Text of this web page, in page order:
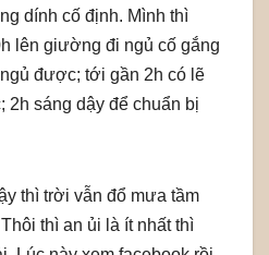
dính cố định. Mình thì
lên giường đi ngủ cố gắng
được; tới gần 2h có lẽ
sáng dậy để chuẩn bị
thì trời vẫn đổ mưa tầm
thì an ủi là ít nhất thì